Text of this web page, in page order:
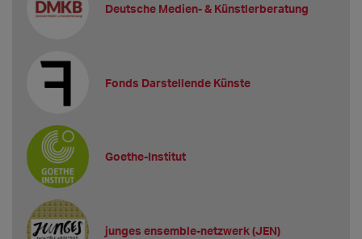
Deutsche Medien- & Künstlerberatung
Fonds Darstellende Künste
Goethe-Institut
junges ensemble-netzwerk (JEN)